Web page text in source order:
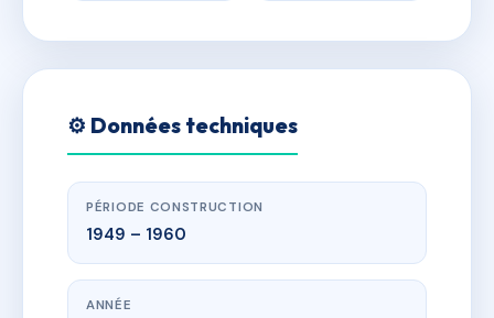
⚙️ Données techniques
PÉRIODE CONSTRUCTION
1949 – 1960
ANNÉE